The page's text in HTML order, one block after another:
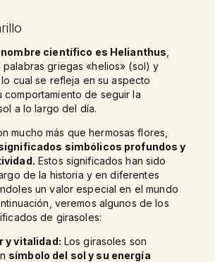
nombre científico es Helianthus
griegas «helios» (sol) y
cual se refleja en su aspecto
comportamiento de seguir la
a lo largo del día.
mucho más que hermosas flores,
simbólicos profundos y
Estos significados han sido
de la historia y en diferentes
un valor especial en el mundo
veremos algunos de los
de girasoles:
y vitalidad: Los girasoles son
símbolo del sol y su energía